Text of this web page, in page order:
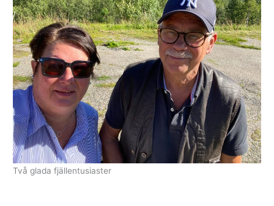
Sök
efter:
Två glada fjällentusiaster